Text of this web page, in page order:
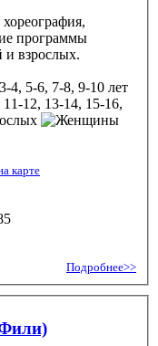
программы
и др.) для детей и взрослых.
4, 5-6, 7-8, 9-10 лет
11-12, 13-14, 15-16,
карте
Подробнее>>